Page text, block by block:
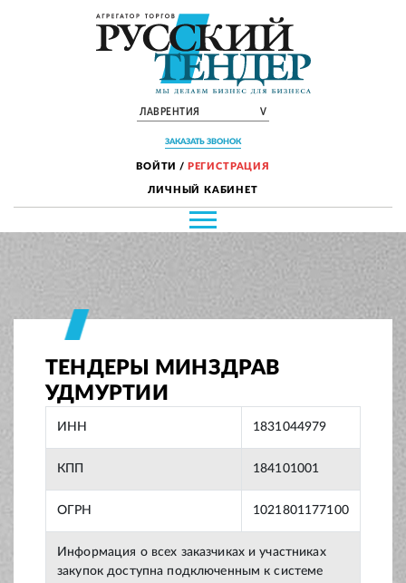
ЛАВРЕНТИЯ V
ЗАКАЗАТЬ ЗВОНОК
ВОЙТИ / РЕГИСТРАЦИЯ
ЛИЧНЫЙ КАБИНЕТ
ТЕНДЕРЫ МИНЗДРАВ
УДМУРТИИ
ИНН 1831044979
КПП 184101001
ОГРН 1021801177100
Информация о всех заказчиках и участниках
закупок доступна подключенным к системе